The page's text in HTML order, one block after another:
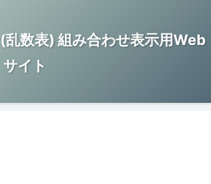
乱数表) 組み合わせ表示用Web
サイト